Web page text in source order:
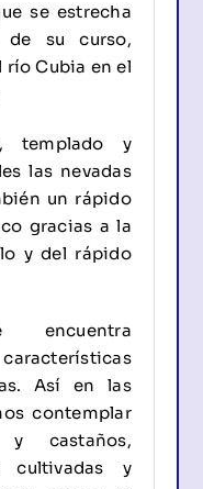
se estrecha
de su curso,
río Cubia en el
templado y
las nevadas
un rápido
gracias a la
y del rápido
Así en las
contemplar
castaños,
cultivadas y